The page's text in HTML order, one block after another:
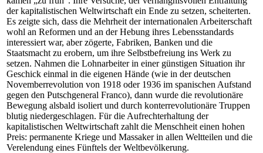
der kapitalistischen Weltwirtschaft ein Ende zu setzen, scheiterten.
Es zeigte sich, dass die Mehrheit der internationalen Arbeiterschaft
wohl an Reformen und an der Hebung ihres Lebensstandards
interessiert war, aber zögerte, Fabriken, Banken und die
Staatsmacht zu erobern, um ihre Selbstbefreiung ins Werk zu
setzen. Nahmen die Lohnarbeiter in einer günstigen Situation ihr
Geschick einmal in die eigenen Hände (wie in der deutschen
Novemberrevolution von 1918 oder 1936 im spanischen Aufstand
gegen den Putschgeneral Franco), dann wurde die revolutionäre
Bewegung alsbald isoliert und durch konterrevolutionäre Truppen
blutig niedergeschlagen. Für die Aufrechterhaltung der
kapitalistischen Weltwirtschaft zahlt die Menschheit einen hohen
Preis: permanente Kriege und Massaker in allen Weltteilen und die
Verelendung eines Fünftels der Weltbevölkerung.